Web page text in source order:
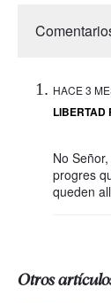
HACE 3
LIBERTAD
No
progres
queden
Otros